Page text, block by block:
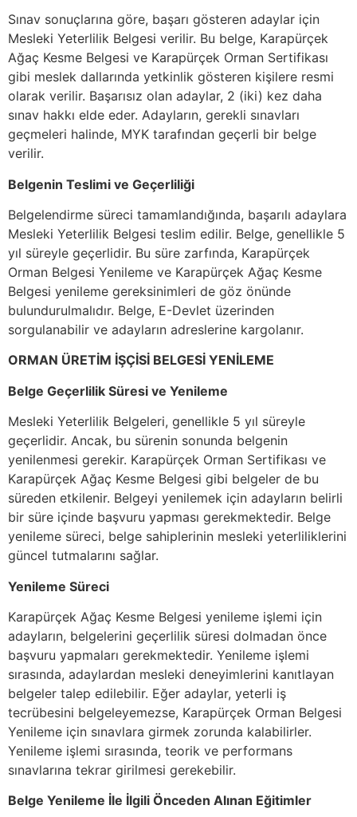
Sınav sonuçlarına göre, başarı gösteren adaylar için
Mesleki Yeterlilik Belgesi verilir. Bu belge, Karapürçek
Ağaç Kesme Belgesi ve Karapürçek Orman Sertifikası
gibi meslek dallarında yetkinlik gösteren kişilere resmi
olarak verilir. Başarısız olan adaylar, 2 (iki) kez daha
sınav hakkı elde eder. Adayların, gerekli sınavları
geçmeleri halinde, MYK tarafından geçerli bir belge
verilir.
Belgenin Teslimi ve Geçerliliği
Belgelendirme süreci tamamlandığında, başarılı adaylara
Mesleki Yeterlilik Belgesi teslim edilir. Belge, genellikle 5
yıl süreyle geçerlidir. Bu süre zarfında, Karapürçek
Orman Belgesi Yenileme ve Karapürçek Ağaç Kesme
Belgesi yenileme gereksinimleri de göz önünde
bulundurulmalıdır. Belge, E-Devlet üzerinden
sorgulanabilir ve adayların adreslerine kargolanır.
ORMAN ÜRETİM İŞÇİSİ BELGESİ YENİLEME
Belge Geçerlilik Süresi ve Yenileme
Mesleki Yeterlilik Belgeleri, genellikle 5 yıl süreyle
geçerlidir. Ancak, bu sürenin sonunda belgenin
yenilenmesi gerekir. Karapürçek Orman Sertifikası ve
Karapürçek Ağaç Kesme Belgesi gibi belgeler de bu
süreden etkilenir. Belgeyi yenilemek için adayların belirli
bir süre içinde başvuru yapması gerekmektedir. Belge
yenileme süreci, belge sahiplerinin mesleki yeterliliklerini
güncel tutmalarını sağlar.
Yenileme Süreci
Karapürçek Ağaç Kesme Belgesi yenileme işlemi için
adayların, belgelerini geçerlilik süresi dolmadan önce
başvuru yapmaları gerekmektedir. Yenileme işlemi
sırasında, adaylardan mesleki deneyimlerini kanıtlayan
belgeler talep edilebilir. Eğer adaylar, yeterli iş
tecrübesini belgeleyemezse, Karapürçek Orman Belgesi
Yenileme için sınavlara girmek zorunda kalabilirler.
Yenileme işlemi sırasında, teorik ve performans
sınavlarına tekrar girilmesi gerekebilir.
Belge Yenileme İle İlgili Önceden Alınan Eğitimler